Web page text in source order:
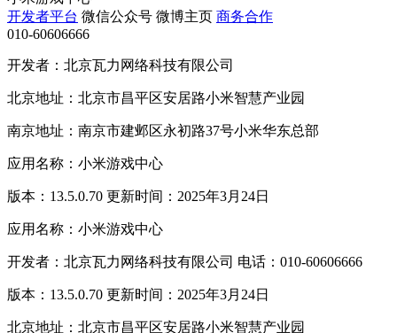
开发者平台 微信公众号 微博主页 商务合作
010-60606666
开发者：北京瓦力网络科技有限公司
北京地址：北京市昌平区安居路小米智慧产业园
南京地址：南京市建邺区永初路37号小米华东总部
应用名称：小米游戏中心
版本：13.5.0.70 更新时间：2025年3月24日
应用名称：小米游戏中心
开发者：北京瓦力网络科技有限公司 电话：010-60606666
版本：13.5.0.70 更新时间：2025年3月24日
北京地址：北京市昌平区安居路小米智慧产业园